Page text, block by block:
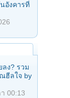
อังคารที่
ง? รวม
ฮีลใจ by
00:13